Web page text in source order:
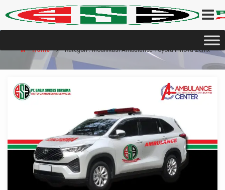
Home Kategori : Modifikasi Ambulance Toyota Innova Zenix